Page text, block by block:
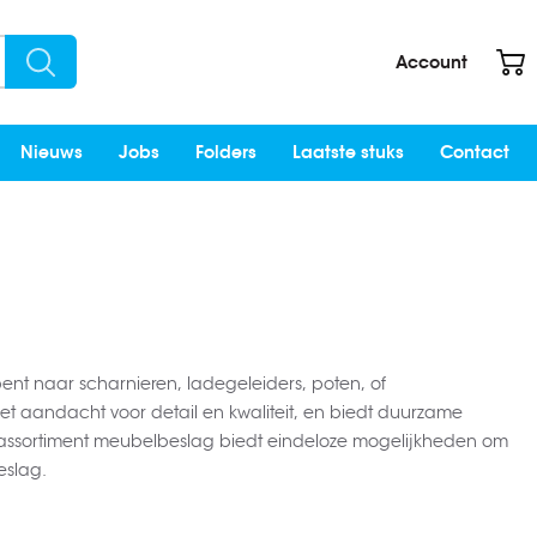
Account
Search
Nieuws Jobs Folders Laatste stuks Contact
naar scharnieren, ladegeleiders, poten, of
aandacht voor detail en kwaliteit, en biedt duurzame
meubelbeslag biedt eindeloze mogelijkheden om